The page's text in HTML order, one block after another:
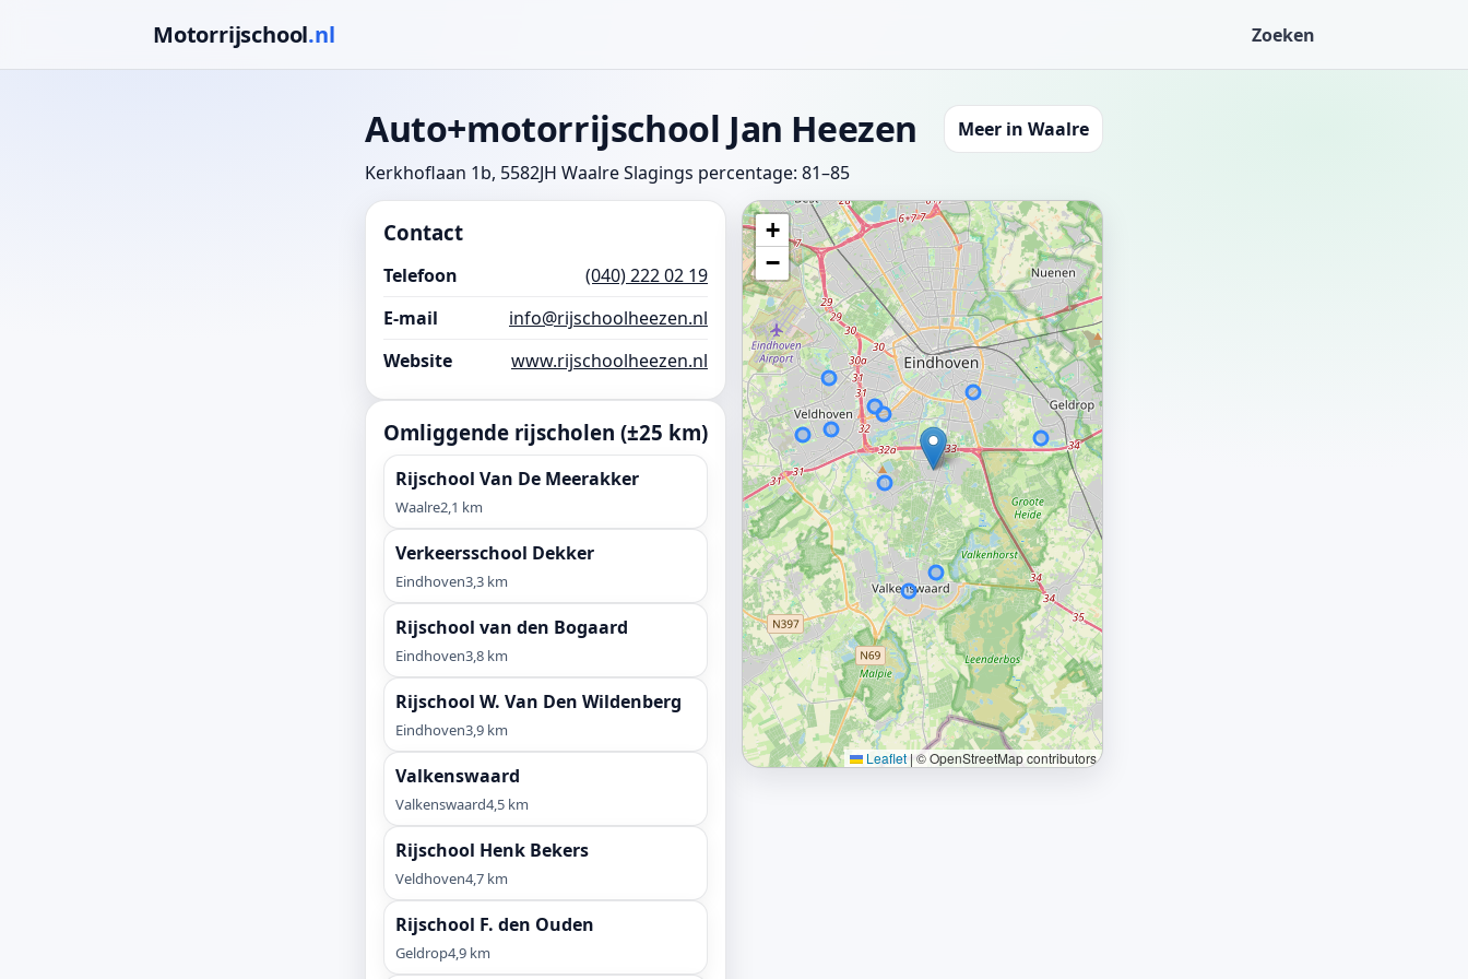
Motorrijschool.nl Zoeken
Auto+motorrijschool Jan Heezen
Kerkhoflaan 1b, 5582JH WaalreSlagings percentage: 81–85
Meer in Waalre
Contact
Telefoon
(040) 222 02 19
E-mail
info@rijschoolheezen.nl
Website
www.rijschoolheezen.nl
Omliggende rijscholen (±25 km)
Rijschool Van De Meerakker
Waalre2,1 km
Verkeersschool Dekker
Eindhoven3,3 km
Rijschool van den Bogaard
Eindhoven3,8 km
Rijschool W. Van Den Wildenberg
Eindhoven3,9 km
Valkenswaard
Valkenswaard4,5 km
Rijschool Henk Bekers
Veldhoven4,7 km
Rijschool F. den Ouden
Geldrop4,9 km
+
−
Leaflet | © OpenStreetMap contributors